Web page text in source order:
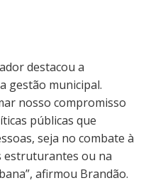
destacou a
gestão municipal.
nosso compromisso
públicas que
seja no combate à
estruturantes ou na
afirmou Brandão.